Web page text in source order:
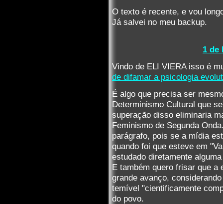
O texto é recente, e vou
Já salvei no meu backup.
1 de
Vindo de ELI VIERA isso é
de difamar a psicologia
É algo que precisa ser
Determinismo Cultural que
superação disso eliminaria
Feminismo de Segunda
parágrafo, pois se a mídia
quando foi que esteve em
estudado diretamente
E também quero frisar que a
grande avanço,
temível "cientificamente
do povo.